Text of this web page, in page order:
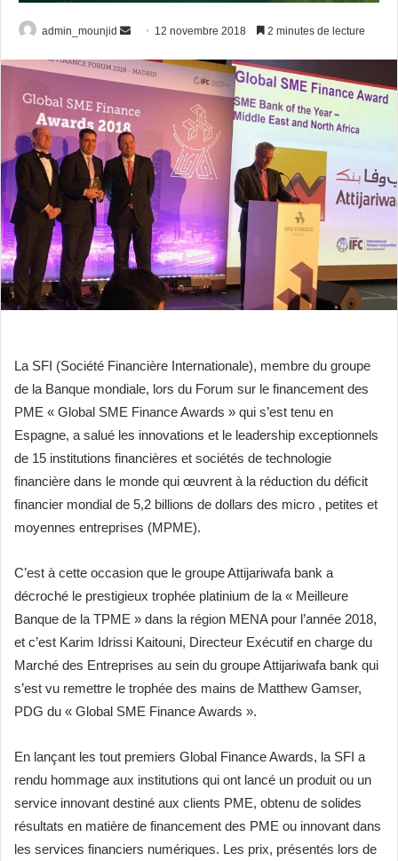
admin_mounjid
v
y
e
r
u
n
o
u
r
l
12 novembre 2018 2 minutes de lecture
La SFI (Société Financière Internationale), membre du groupe
de la Banque mondiale, lors du Forum sur le financement des
PME « Global SME Finance Awards » qui s’est tenu en
Espagne, a salué les innovations et le leadership exceptionnels
de 15 institutions financières et sociétés de technologie
financière dans le monde qui œuvrent à la réduction du déficit
financier mondial de 5,2 billions de dollars des micro , petites et
moyennes entreprises (MPME).
C’est à cette occasion que le groupe Attijariwafa bank a
décroché le prestigieux trophée platinium de la « Meilleure
Banque de la TPME » dans la région MENA pour l’année 2018,
et c’est Karim Idrissi Kaitouni, Directeur Exécutif en charge du
Marché des Entreprises au sein du groupe Attijariwafa bank qui
s’est vu remettre le trophée des mains de Matthew Gamser,
PDG du « Global SME Finance Awards ».
En lançant les tout premiers Global Finance Awards, la SFI a
rendu hommage aux institutions qui ont lancé un produit ou un
service innovant destiné aux clients PME, obtenu de solides
résultats en matière de financement des PME ou innovant dans
les services financiers numériques. Les prix, présentés lors de